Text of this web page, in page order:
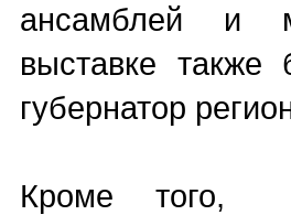
ансамблей и
выставке также
губернатор
Кроме того,